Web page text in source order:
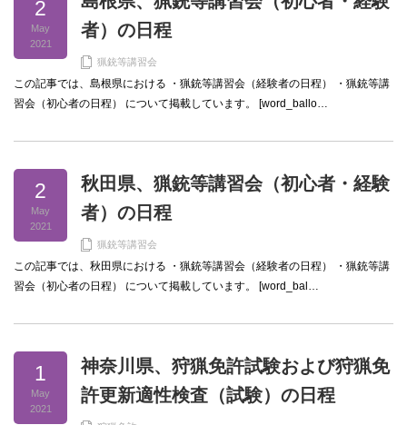
2
May
2021
者）の日程
猟銃等講習会
この記事では、島根県における ・猟銃等講習会（経験者の日程） ・猟銃等講
習会（初心者の日程） について掲載しています。 [word_ballo…
2
May
2021
秋田県、猟銃等講習会（初心者・経験
者）の日程
猟銃等講習会
この記事では、秋田県における ・猟銃等講習会（経験者の日程） ・猟銃等講
習会（初心者の日程） について掲載しています。 [word_bal…
1
May
2021
神奈川県、狩猟免許試験および狩猟免
許更新適性検査（試験）の日程